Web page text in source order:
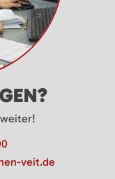
veit.de